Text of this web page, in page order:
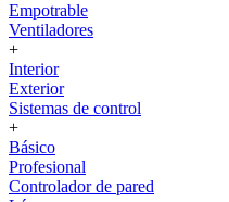
Empotrable
Ventiladores
+
Interior
Exterior
Sistemas de control
+
Básico
Profesional
Controlador de pared